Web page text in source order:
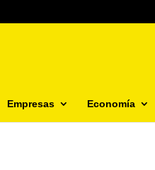
Empresas Economía